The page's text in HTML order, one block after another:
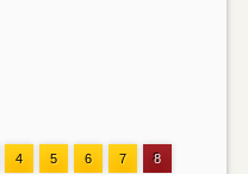
4 5 6 7 8